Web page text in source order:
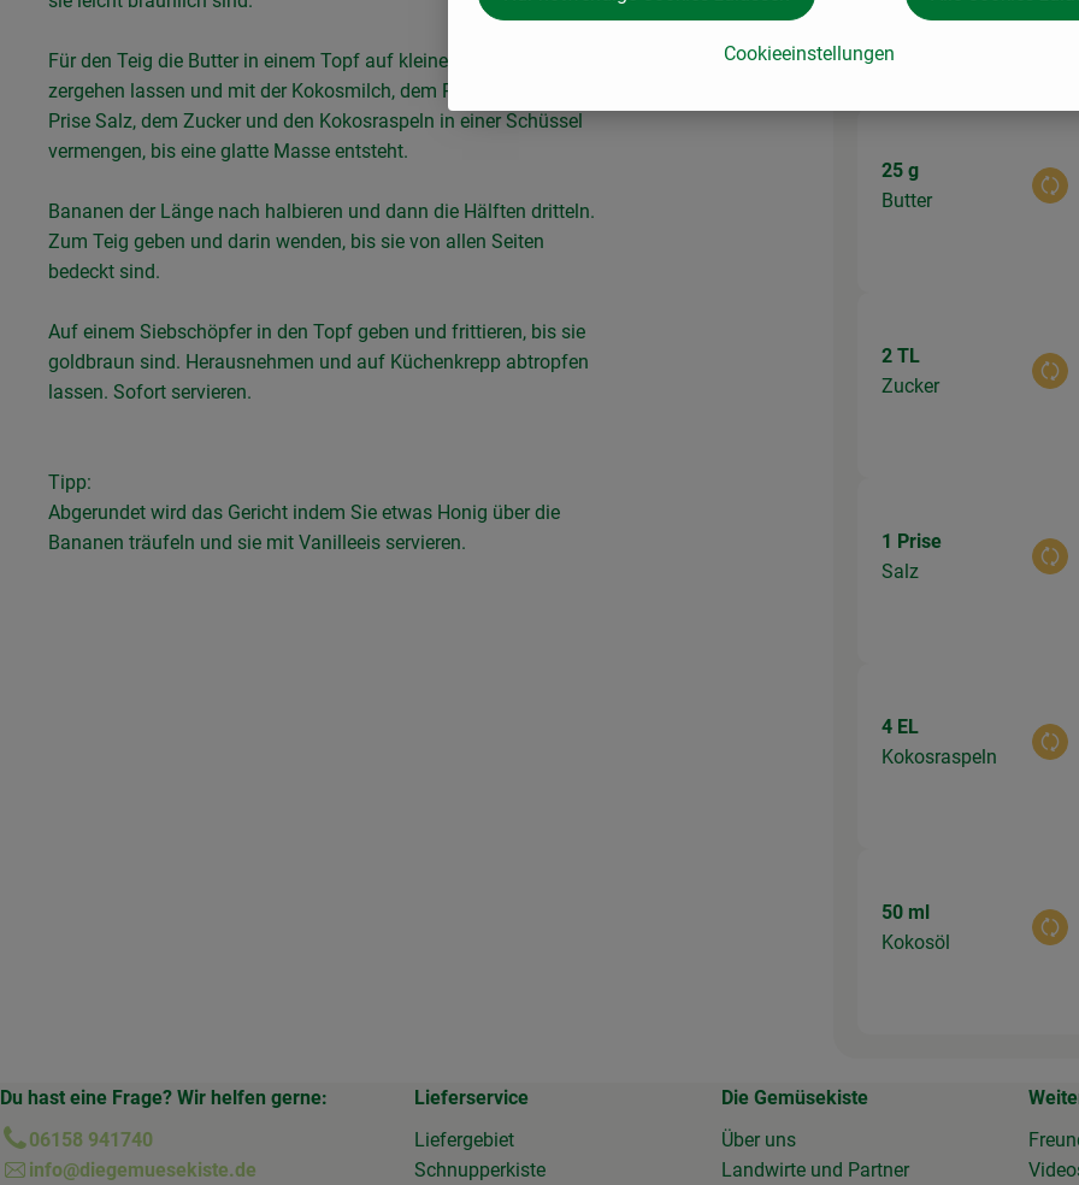
Für den Teig die Butter in einem Topf auf kleiner Flamme
zergehen lassen und mit der Kokosmilch, dem Reismehl, einer
Prise Salz, dem Zucker und den Kokosraspeln in einer Schüssel
vermengen, bis eine glatte Masse entsteht.
Bananen der Länge nach halbieren und dann die Hälften dritteln.
Zum Teig geben und darin wenden, bis sie von allen Seiten
bedeckt sind.
Auf einem Siebschöpfer in den Topf geben und frittieren, bis sie
goldbraun sind. Herausnehmen und auf Küchenkrepp abtropfen
lassen. Sofort servieren.
Tipp:
Abgerundet wird das Gericht indem Sie etwas Honig über die
Bananen träufeln und sie mit Vanilleeis servieren.
Du hast sicher:
25 g
Butter
2 TL
Zucker
1 Prise
Salz
4 EL
Kokosraspeln
50 ml
Kokosöl
Du hast eine Frage? Wir helfen gerne:
06158 941740
info@diegemuesekiste.de
Lieferservice
Liefergebiet
Schnupperkiste
Die Gemüsekiste
Über uns
Landwirte und Partner
Cookieeinstellungen